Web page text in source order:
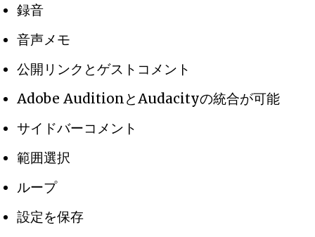
録音
音声メモ
公開リンクとゲストコメント
Adobe AuditionとAudacityの統合が可能
サイドバーコメント
範囲選択
ループ
設定を保存